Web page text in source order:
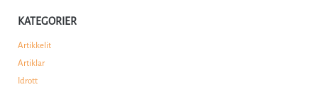
KATEGORIER
Artikkelit
Artiklar
Idrott